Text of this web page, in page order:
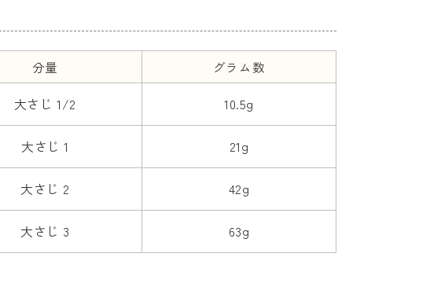
分量 グラム数
大さじ 1/2 10.5g
大さじ 1 21g
大さじ 2 42g
大さじ 3 63g